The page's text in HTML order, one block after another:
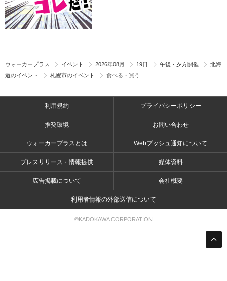
ウォーカープラス イベント 2026年08月 19日 午後・夕方開催
北海
道のイベント
札幌市のイベント 食べる・買う
利用規約 プライバシーポリシー
推奨環境 お問い合わせ
ウォーカープラスとは Webプッシュ通知について
プレスリリース・情報提供 媒体資料
広告掲載について 会社概要
利用者情報の外部送信について
©KADOKAWA CORPORATION